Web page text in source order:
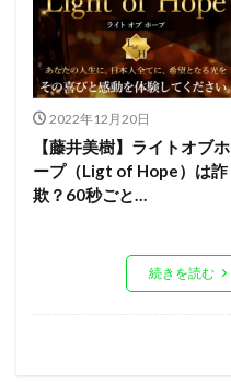
2022年12月20日
【藤井美樹】ライトオブホ
ープ（Ligt of Hope）は詐
欺？60秒ごと…
続きを読む